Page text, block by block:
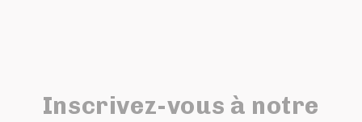
Inscrivez-vous à notre